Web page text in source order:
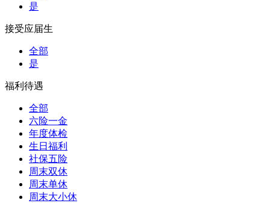
是
接受应届生
全部
是
福利待遇
全部
六险一金
年度体检
生日福利
社保五险
周末双休
周末单休
周末大小休